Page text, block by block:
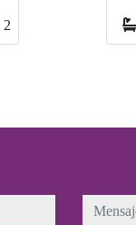
2
mensaje